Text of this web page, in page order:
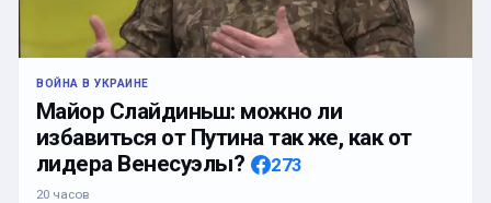
ВОЙНА В УКРАИНЕ
Майор Слайдиньш: можно ли
избавиться от Путина так же, как от
лидера Венесуэлы?
273
20 часов